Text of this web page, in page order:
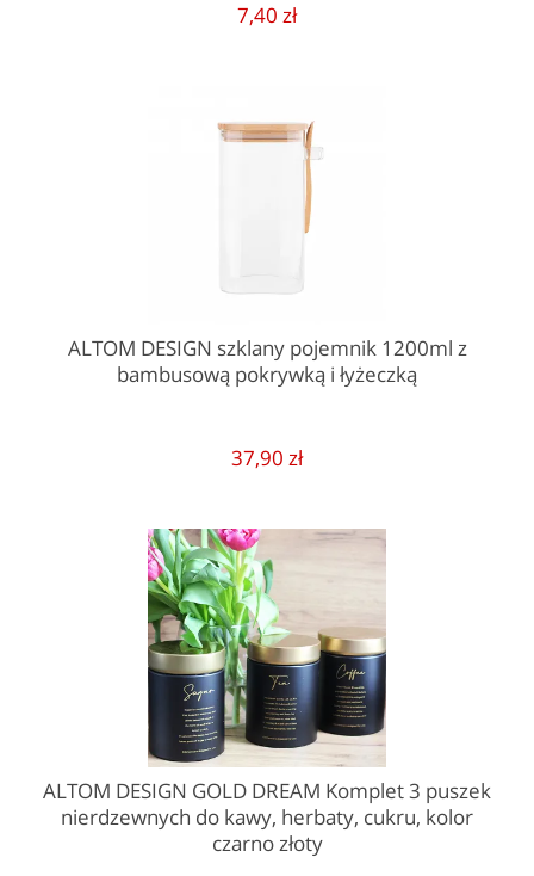
7,40 zł
ALTOM DESIGN szklany pojemnik 1200ml z
bambusową pokrywką i łyżeczką
37,90 zł
ALTOM DESIGN GOLD DREAM Komplet 3 puszek
nierdzewnych do kawy, herbaty, cukru, kolor
czarno złoty